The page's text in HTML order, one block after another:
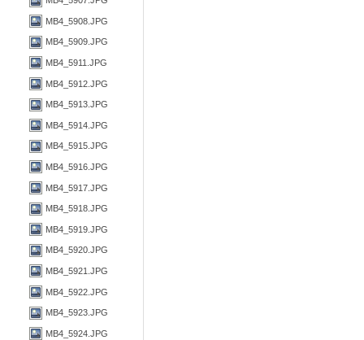
MB4_5908.JPG
MB4_5909.JPG
MB4_5911.JPG
MB4_5912.JPG
MB4_5913.JPG
MB4_5914.JPG
MB4_5915.JPG
MB4_5916.JPG
MB4_5917.JPG
MB4_5918.JPG
MB4_5919.JPG
MB4_5920.JPG
MB4_5921.JPG
MB4_5922.JPG
MB4_5923.JPG
MB4_5924.JPG